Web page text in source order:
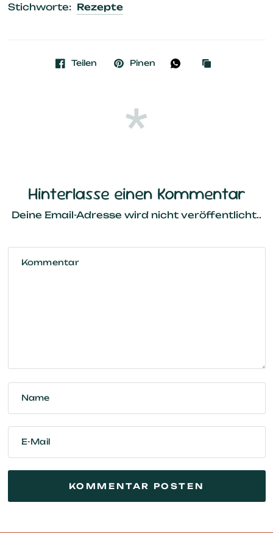
Stichworte: Rezepte
Teilen Pinen
Hinterlasse einen Kommentar
Deine Email-Adresse wird nicht veröffentlicht..
Kommentar
Name
E-Mail